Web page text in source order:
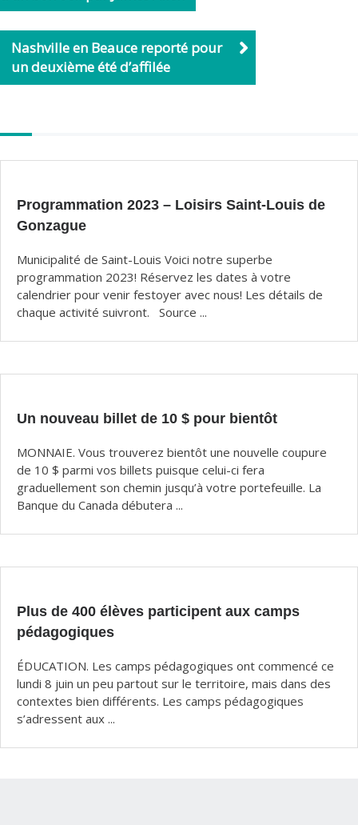
Nashville en Beauce reporté pour
un deuxième été d’affilée
articles
Programmation 2023 – Loisirs Saint-Louis de
Gonzague
Municipalité de Saint-Louis Voici notre superbe
programmation 2023! Réservez les dates à votre
calendrier pour venir festoyer avec nous! Les détails de
chaque activité suivront. Source ...
Un nouveau billet de 10 $ pour bientôt
MONNAIE. Vous trouverez bientôt une nouvelle coupure
de 10 $ parmi vos billets puisque celui-ci fera
graduellement son chemin jusqu’à votre portefeuille. La
Banque du Canada débutera ...
Plus de 400 élèves participent aux camps
pédagogiques
ÉDUCATION. Les camps pédagogiques ont commencé ce
lundi 8 juin un peu partout sur le territoire, mais dans des
contextes bien différents. Les camps pédagogiques
s’adressent aux ...